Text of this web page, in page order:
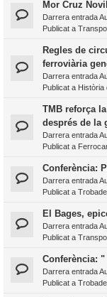
Mor Cruz
Darrera entrada
Publicat a
Regles de
ferroviària
Darrera entrada
Publicat a Història
TMB reforça
després de la
Darrera entrada
Publicat a
Conferència:
Darrera entrada
Publicat a
El Bages,
Darrera entrada
Publicat a
Conferència:
Darrera entrada
Publicat a